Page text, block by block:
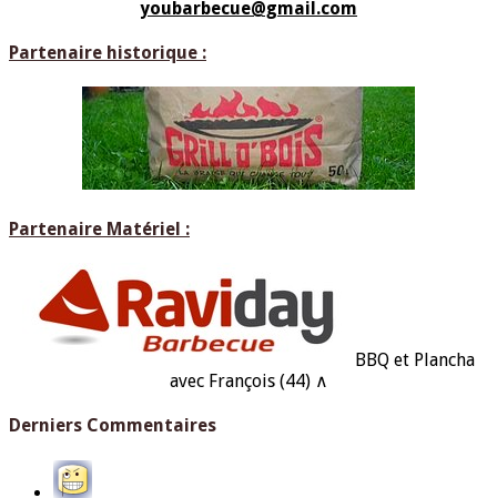
youbarbecue@gmail.com
Partenaire historique :
Partenaire Matériel :
BBQ et Plancha
avec François (44) ∧
Derniers Commentaires